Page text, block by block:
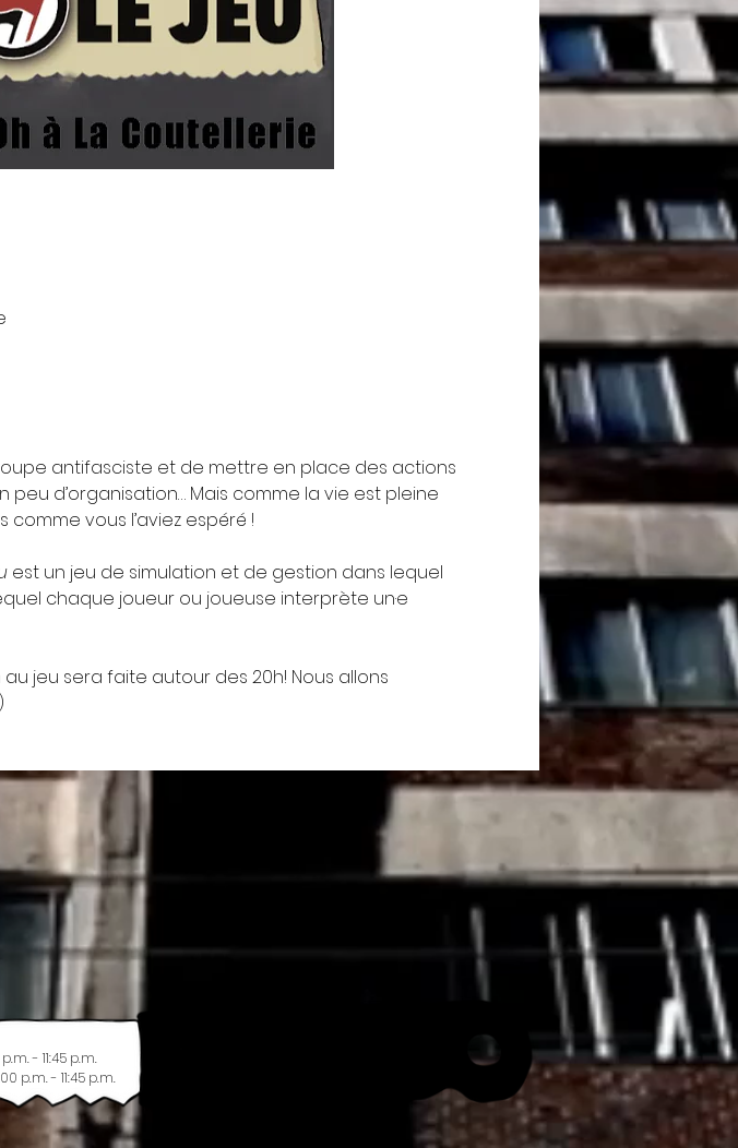
antifasciste et de mettre en place des actions
d’organisation… Mais comme la vie est pleine
vous l’aviez espéré !
est un jeu de simulation et de gestion dans lequel
chaque joueur ou joueuse interprète un·e
jeu sera faite autour des 20h! Nous allons
- 11:45 p.m.
p.m. - 11:45 p.m.